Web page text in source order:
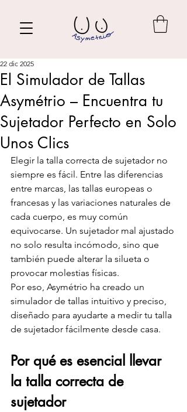
El Simulador de Tallas
Asymétrio – Encuentra tu
Sujetador Perfecto en Solo
Unos Clics
22 dic 2025
Elegir la talla correcta de sujetador no
siempre es fácil. Entre las diferencias
entre marcas, las tallas europeas o
francesas y las variaciones naturales de
cada cuerpo, es muy común
equivocarse. Un sujetador mal ajustado
no solo resulta incómodo, sino que
también puede alterar la silueta o
provocar molestias físicas.
Por eso, Asymétrio ha creado un
simulador de tallas intuitivo y preciso,
diseñado para ayudarte a medir tu talla
de sujetador fácilmente desde casa.
Por qué es esencial llevar
la talla correcta de
sujetador